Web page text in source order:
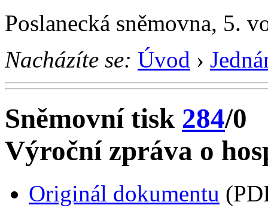
Poslanecká sněmovna, 5.
Nacházíte se: Úvod ›
Sněmovní tisk 284/0
Výroční zpráva o
Originál dokumentu